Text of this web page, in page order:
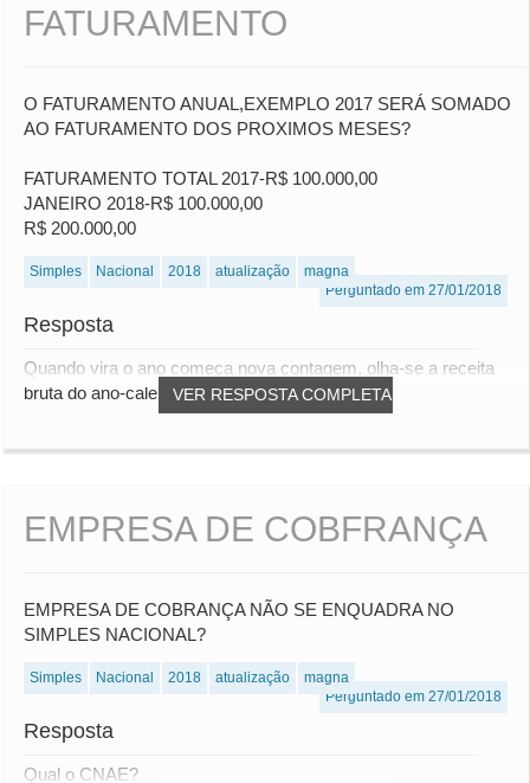
FATURAMENTO
O FATURAMENTO ANUAL,EXEMPLO 2017 SERÁ SOMADO
AO FATURAMENTO DOS PROXIMOS MESES?
FATURAMENTO TOTAL 2017-R$ 100.000,00
JANEIRO 2018-R$ 100.000,00
R$ 200.000,00
Simples Nacional 2018 atualização
magna
Perguntado em 27/01/2018
Resposta
VER RESPOSTA COMPLETA
Quando vira o ano começa nova contagem, olha-se a receita
bruta do ano-calendário
EMPRESA DE COBFRANÇA
EMPRESA DE COBRANÇA NÃO SE ENQUADRA NO
SIMPLES NACIONAL?
Simples Nacional 2018 atualização
magna
Perguntado em 27/01/2018
Resposta
Qual o CNAE?